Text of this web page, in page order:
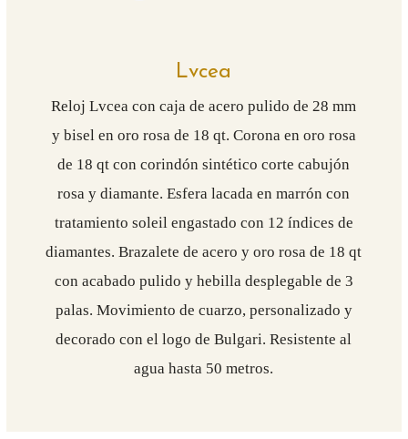
Lvcea
Reloj Lvcea con caja de acero pulido de 28 mm
y bisel en oro rosa de 18 qt. Corona en oro rosa
de 18 qt con corindón sintético corte cabujón
rosa y diamante. Esfera lacada en marrón con
tratamiento soleil engastado con 12 índices de
diamantes. Brazalete de acero y oro rosa de 18 qt
con acabado pulido y hebilla desplegable de 3
palas. Movimiento de cuarzo, personalizado y
decorado con el logo de Bulgari. Resistente al
agua hasta 50 metros.